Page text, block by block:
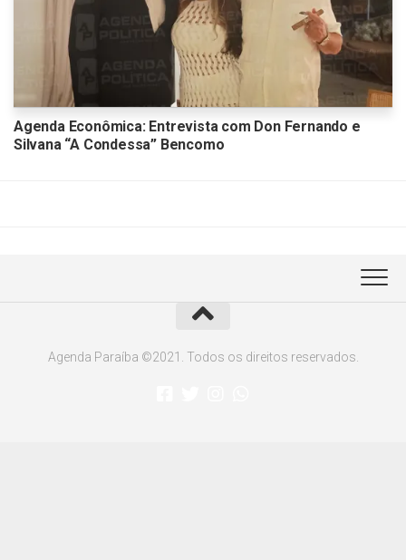
Agenda Econômica: Entrevista com Don Fernando e
Silvana “A Condessa” Bencomo
Agenda Paraíba ©2021. Todos os direitos reservados.